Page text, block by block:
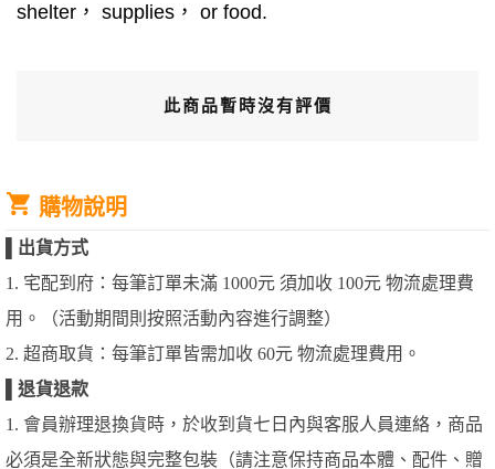
shelter， supplies， or food.
此商品暫時沒有評價
購物說明
出貨方式
1. 宅配到府：每筆訂單未滿 1000元 須加收 100元 物流處理費
用。（活動期間則按照活動內容進行調整）
2. 超商取貨：每筆訂單皆需加收 60元 物流處理費用。
退貨退款
1. 會員辦理退換貨時，於收到貨七日內與客服人員連絡，商品
必須是全新狀態與完整包裝（請注意保持商品本體、配件、贈